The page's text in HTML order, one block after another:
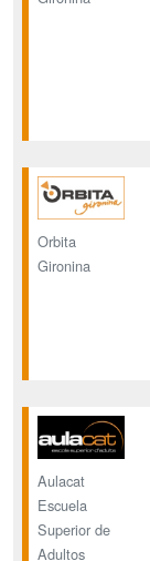
Orbita
Gironina
Aulacat
Escuela
Superior de
Adultos